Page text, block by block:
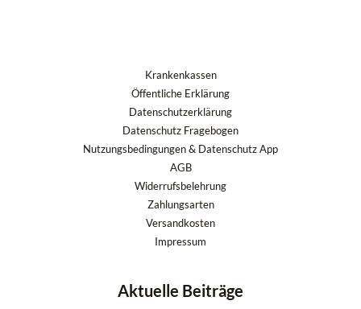
Krankenkassen
Öffentliche Erklärung
Datenschutzerklärung
Datenschutz Fragebogen
Nutzungsbedingungen & Datenschutz App
AGB
Widerrufsbelehrung
Zahlungsarten
Versandkosten
Impressum
Aktuelle Beiträge